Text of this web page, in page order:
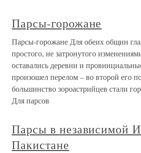
Парсы-горожане
Парсы-горожане Для обеих общин
простого, не затронутого
оставались деревни и
произошел перелом – во второй его
большинство зороастрийцев стали
Для парсов
Парсы в независимой
Пакистане